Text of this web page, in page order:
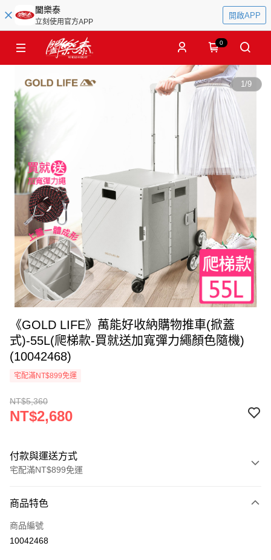
闔樂泰
立刻使用官方APP
開啟APP
0
1/9
《GOLD LIFE》萬能好收納購物推車(掀蓋
式)-55L(爬梯款-買就送加寬彈力繩顏色隨機)
(10042468)
宅配滿NT$899免運
NT$5,360
NT$2,680
付款與運送方式
宅配滿NT$899免運
信用卡一次付款
信用卡分期付款
商品特色
商品編號
10042468